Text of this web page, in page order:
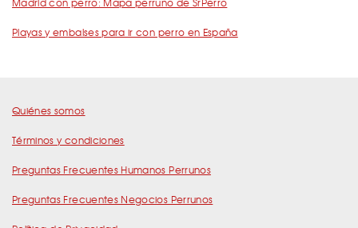
Playas y embalses para ir con perro en España
Quiénes somos
Términos y condiciones
Preguntas Frecuentes Humanos Perrunos
Preguntas Frecuentes Negocios Perrunos